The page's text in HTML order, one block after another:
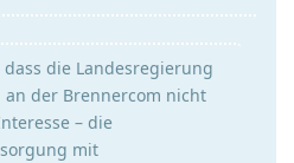
die Landesregierung
der Brennercom nicht
– die
mit